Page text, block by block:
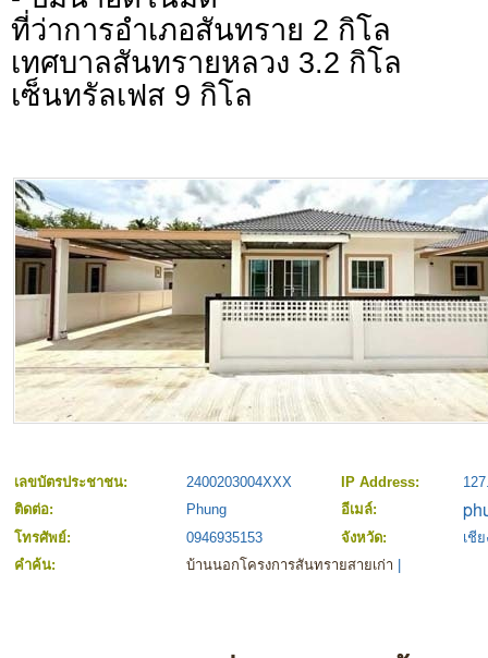
ที่ว่าการอำเภอสันทราย 2 กิโล
เทศบาลสันทรายหลวง 3.2 กิโล
เซ็นทรัลเฟส 9 กิโล
เลขบัตรประชาชน: 2400203004XXX IP Address:
ติดต่อ:
Phung
อีเมล์:
โทรศัพย์:
0946935153 จังหวัด:
เชี
คำค้น:
บ้านนอกโครงการสันทรายสายเก่า